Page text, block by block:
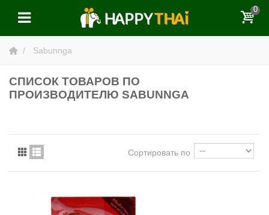
0
Sabunnga
СПИСОК ТОВАРОВ ПО
ПРОИЗВОДИТЕЛЮ SABUNNGA
Сортировать по